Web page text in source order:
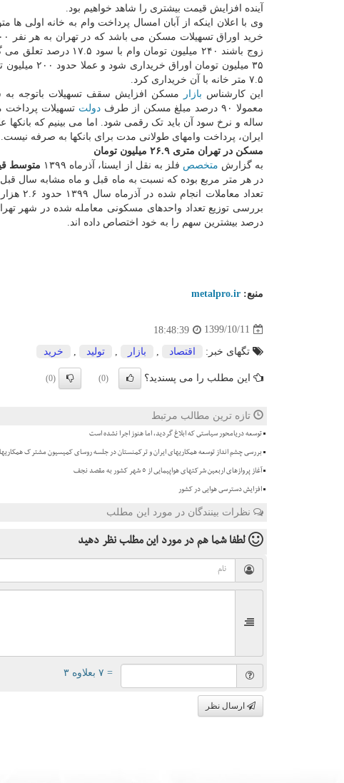
آینده افزایش قیمت بیشتری را شاهد خواهیم بود.
وی با اعلان اینکه از آبان امسال پرداخت وام به خانه اولی
زوج باشند ۲۴۰ میلیون
۳۵ میلیون
۷.۵ متر خانه با آن خریداری کرد.
این کارشناس بازار
مسکن افزایش سقف تسهیلات باتوجه به
معمولا ۹۰ درصد مبلغ مسکن از طرف
دولت
ساله و نرخ سود آن باید تک رقمی شود. اما می بینیم که بانکها
ایران، پرداخت وامهای طولانی مدت برای بانکها به صرفه نیست.
مسکن در تهران متری ۲۶.۹ میلیون تومان
به گزارش متخصص فلز به نقل از ایسنا، آذرماه ۱۳۹۹ متوسط
درصد بیشترین سهم را به خود اختصاص داده اند.
منبع: metalpro.ir
1399/10/11
18:48:39
تگهای خبر: اقتصاد بازار تولید خرید
این مطلب را می پسندید؟ (0)
(0)
تازه ترین مطالب مرتبط
توسعه دریامحور سیاستی که ابلاغ گردید، اما هنوز اجرا نشده است
بررسی چشم انداز توسعه همکاریهای ایران و ترکمنستان در جلسه روسای کمیسیون مشترک
آغاز پروازهای اربعین شرکتهای هواپیمایی از 5 شهر کشور به مقصد نجف
افزایش دسترسی هوایی در کشور
نظرات بینندگان در مورد این مطلب
لطفا شما هم در مورد این مطلب نظر دهید
= ۷ بعلاوه ۳
ارسال نظر